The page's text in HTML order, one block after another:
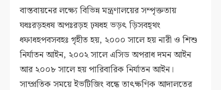
বাস্তবায়নের লক্ষ্যে বিভিন্ন মন্ত্রণালয়ের সম্পৃক্ততায়
ঘধঃরড়হধষ অপঃরড়হ ঢ়ষধহ ভড়ৎ ড়িসবহ্থং
ধফাধহপবসবহঃ গৃহীত হয়, ২০০০ সালে হয় নারী ও শিশু
নির্যাতন আইন, ২০০২ সালে এসিড অপরাধ দমন আইন
আর ২০০৮ সালে হয় পারিবারিক নির্যাতন আইন।
সাম্প্রতিক সময়ে ইভটিজিং বন্ধে তাৎক্ষণিক আদালতের